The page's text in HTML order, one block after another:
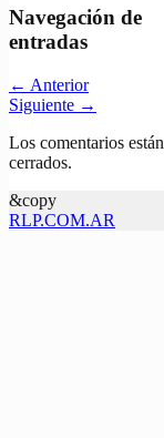
Navegación de
entradas
← Anterior
Siguiente →
Los comentarios están
cerrados.
&copy
RLP.COM.AR